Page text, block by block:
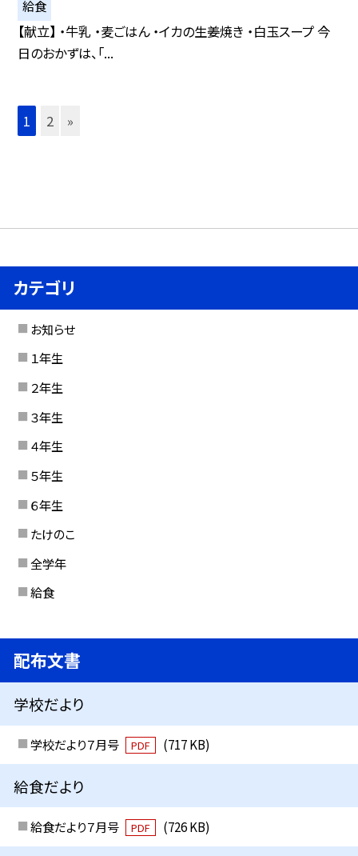
給食
【献立】 ・牛乳 ・麦ごはん ・イカの生姜焼き ・白玉スープ 今
日のおかずは、「...
1 2 »
カテゴリ
お知らせ
１年生
２年生
３年生
４年生
５年生
６年生
たけのこ
全学年
給食
配布文書
学校だより
学校だより７月号 PDF (717 KB)
給食だより
給食だより７月号 PDF (726 KB)